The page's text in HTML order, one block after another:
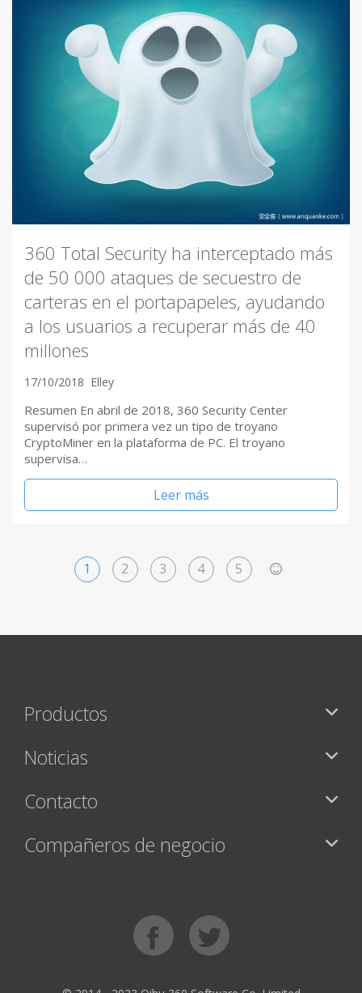
360 Total Security ha interceptado más
de 50 000 ataques de secuestro de
carteras en el portapapeles, ayudando
a los usuarios a recuperar más de 40
millones
17/10/2018 Elley
Resumen En abril de 2018, 360 ​Security Center
supervisó por primera vez un tipo de troyano
CryptoMiner en la plataforma de PC. El troyano
supervisa…
Leer más
1 2 3 4 5
Productos
Noticias
Contacto
Compañeros de negocio